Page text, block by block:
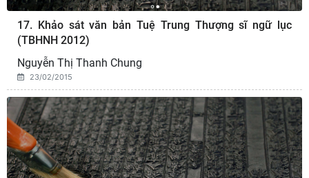
17. Khảo sát văn bản Tuệ Trung Thượng sĩ ngữ lục
(TBHNH 2012)
Nguyễn Thị Thanh Chung
23/02/2015